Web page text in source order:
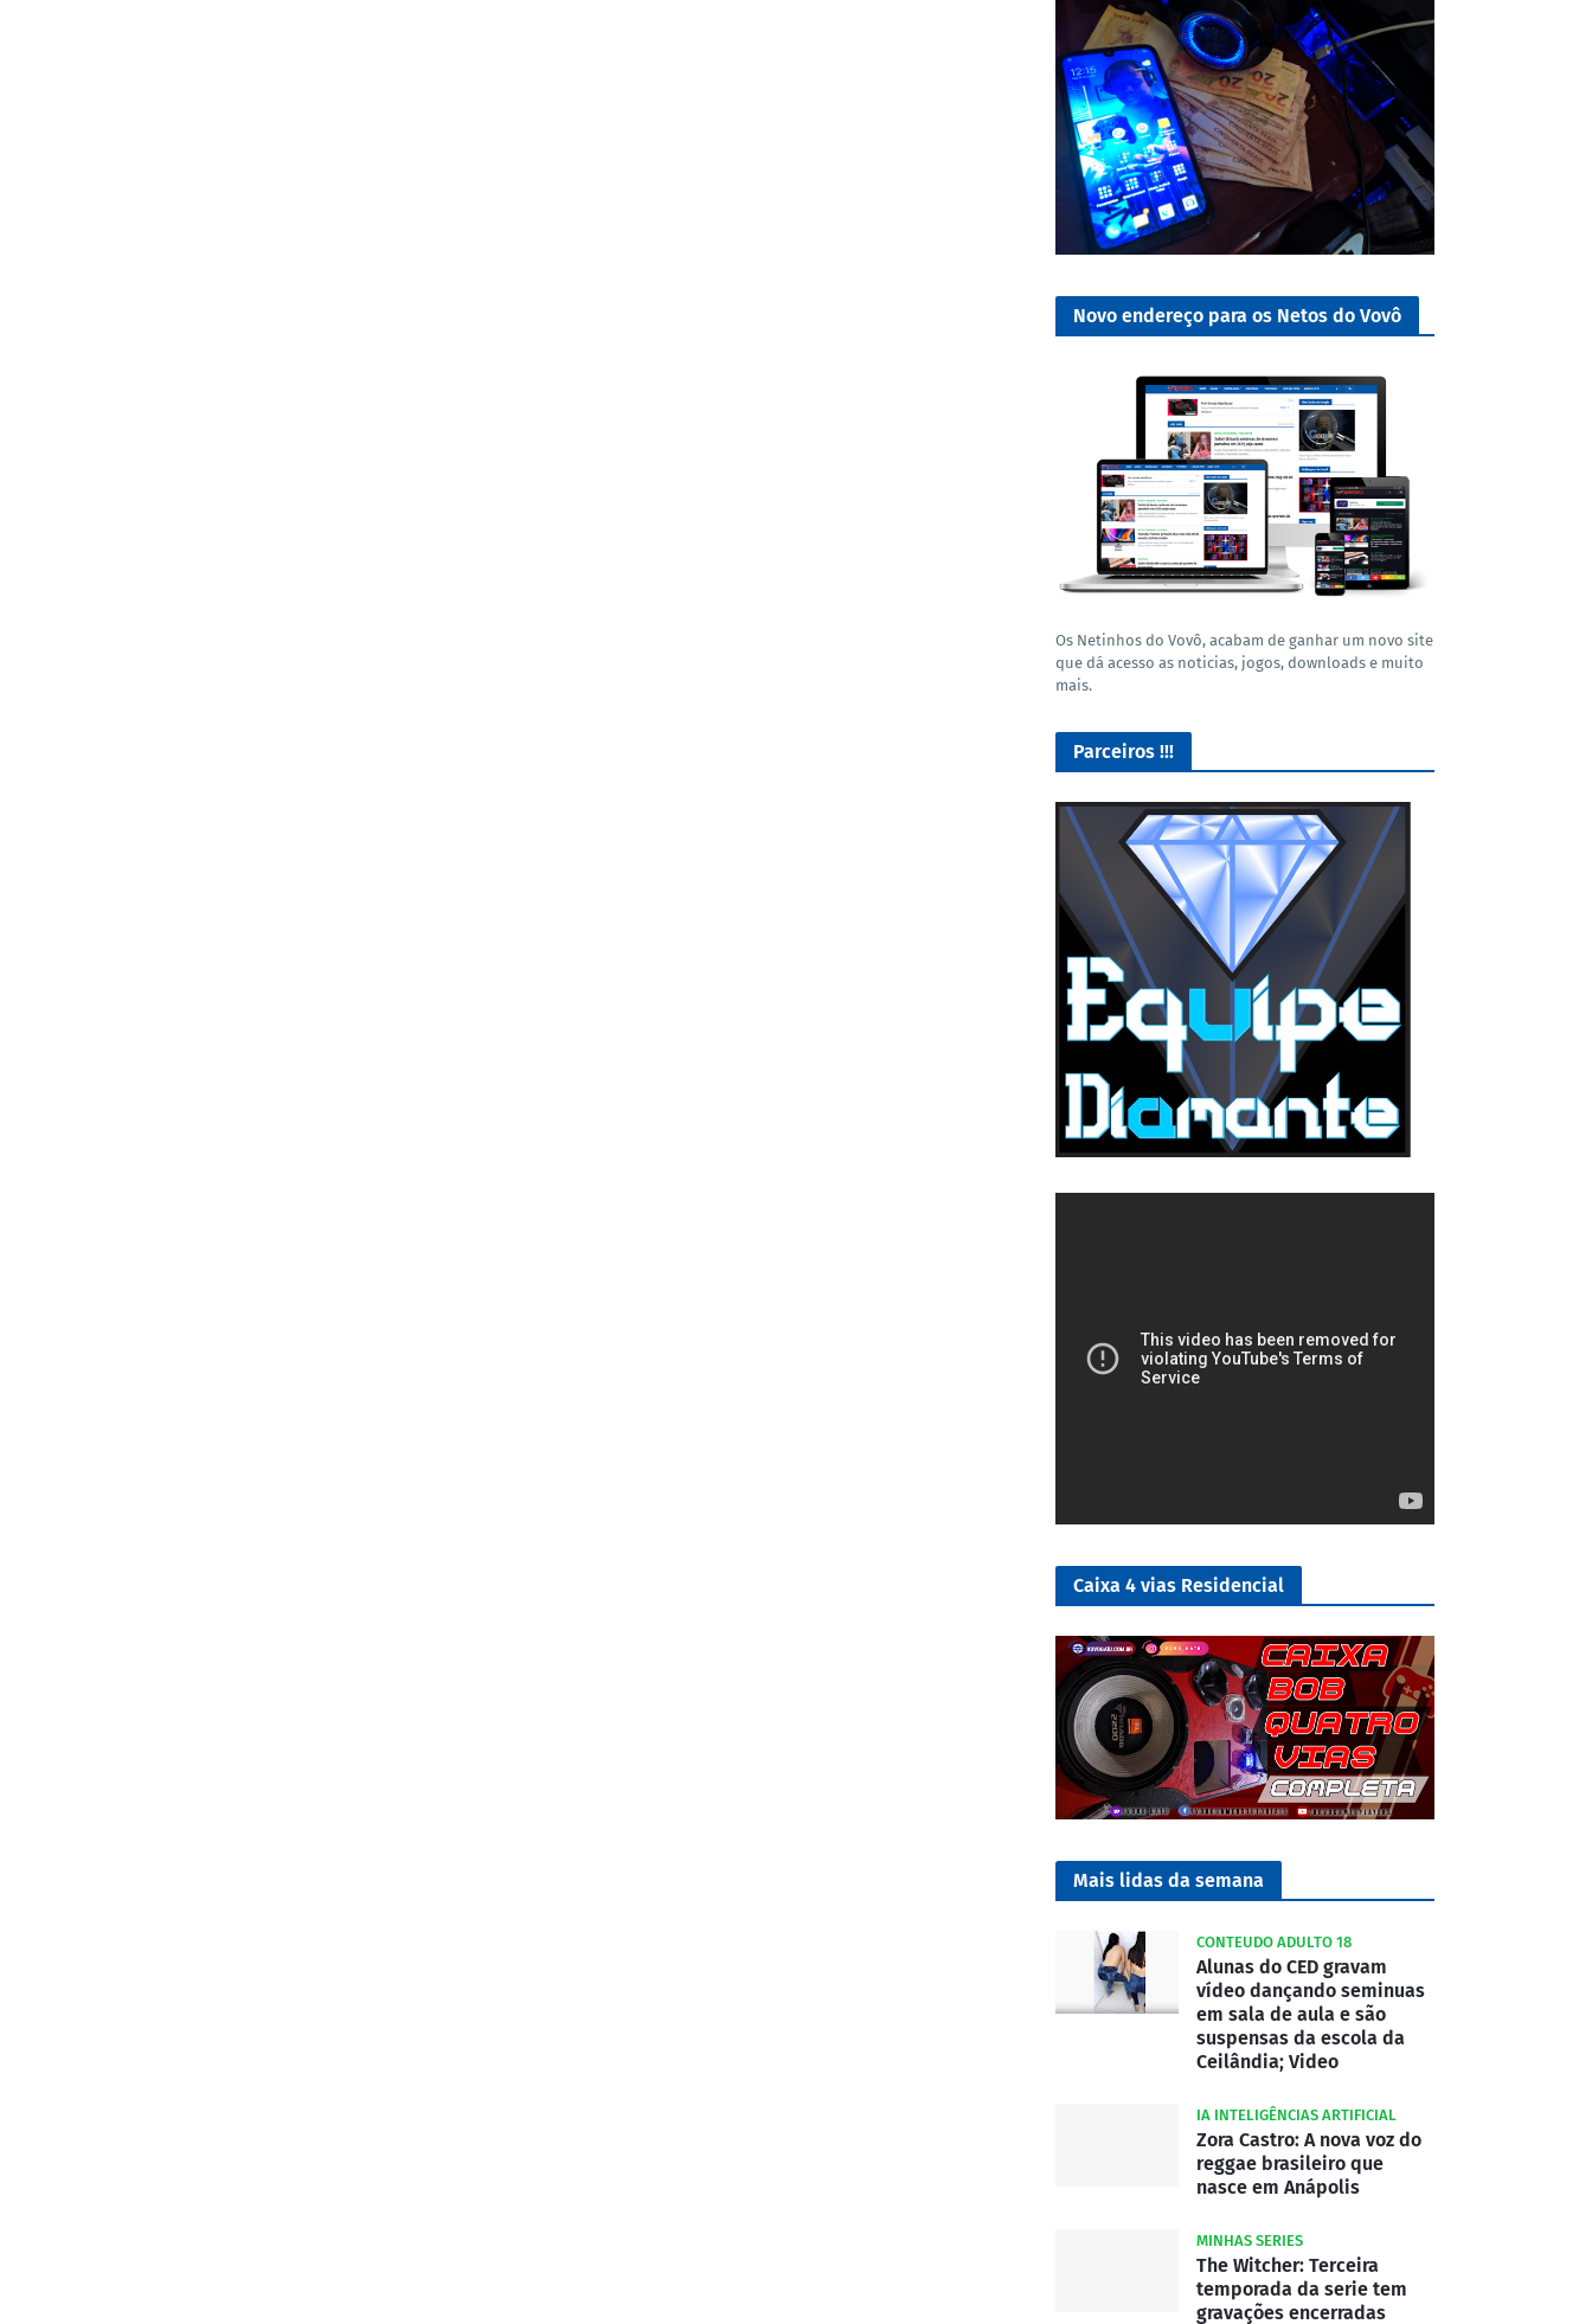
Novo endereço para os Netos do Vovô
Os Netinhos do Vovô, acabam de ganhar um novo site
que dá acesso as noticias, jogos, downloads e muito
mais.
Parceiros !!!
Caixa 4 vias Residencial
Mais lidas da semana
CONTEUDO ADULTO 18
Alunas do CED gravam
vídeo dançando seminuas
em sala de aula e são
suspensas da escola da
Ceilândia; Video
IA INTELIGÊNCIAS ARTIFICIAL
Zora Castro: A nova voz do
reggae brasileiro que
nasce em Anápolis
MINHAS SERIES
The Witcher: Terceira
temporada da serie tem
gravações encerradas